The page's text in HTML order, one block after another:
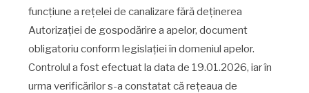
funcțiune a rețelei de canalizare fără deținerea
Autorizației de gospodărire a apelor, document
obligatoriu conform legislației în domeniul apelor.
Controlul a fost efectuat la data de 19.01.2026, iar în
urma verificărilor s-a constatat că rețeaua de